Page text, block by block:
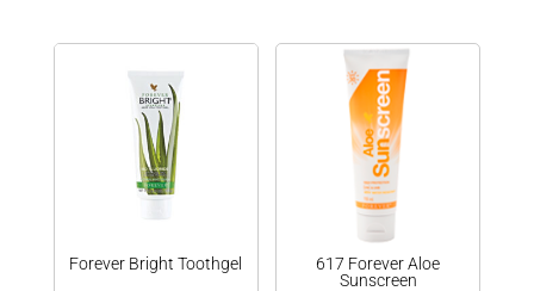
Forever Bright Toothgel
617 Forever Aloe
Sunscreen